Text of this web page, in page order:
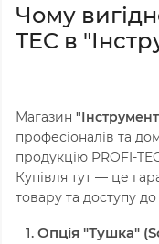
Чому
TEC в
Магазин
професіоналів та
продукцію PROFI-
Купівля тут — це
товару та доступу
Опція "Тушка"